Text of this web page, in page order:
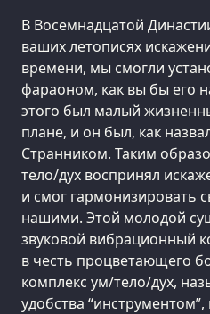
В Восемнадцатой
ваших летописях
времени, мы смогли
фараоном, как вы бы его
этого был малый
плане, и он был, как
Странником. Таким
тело/дух воспринял
и смог гармонизировать
нашими. Этой молодой
звуковой вибрационный
в честь процветающего
комплекс ум/тело/дух,
удобства